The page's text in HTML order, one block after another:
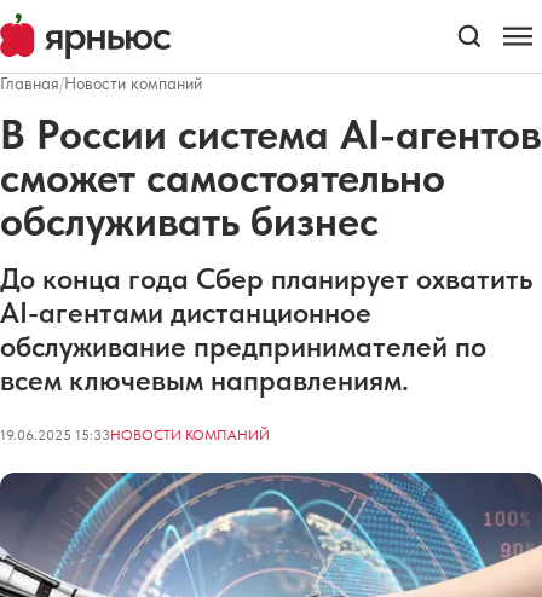
Главная/Новости компаний
В России система AI-агентов
сможет самостоятельно
обслуживать бизнес
До конца года Сбер планирует охватить
AI-агентами дистанционное
обслуживание предпринимателей по
всем ключевым направлениям.
19.06.2025 15:33НОВОСТИ КОМПАНИЙ